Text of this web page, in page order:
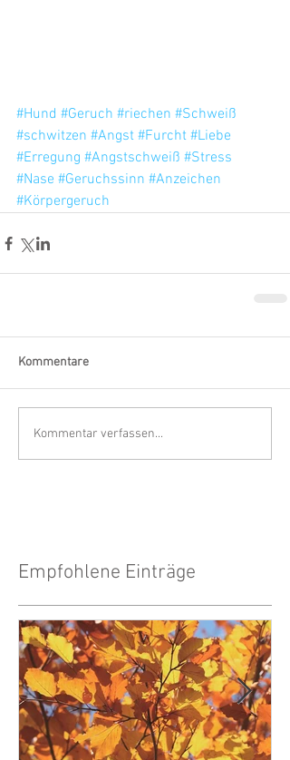
#Hund #Geruch #riechen #Schweiß
#schwitzen #Angst #Furcht #Liebe
#Erregung #Angstschweiß #Stress
#Nase #Geruchssinn #Anzeichen
#Körpergeruch
Kommentare
Kommentar verfassen...
Empfohlene Einträge